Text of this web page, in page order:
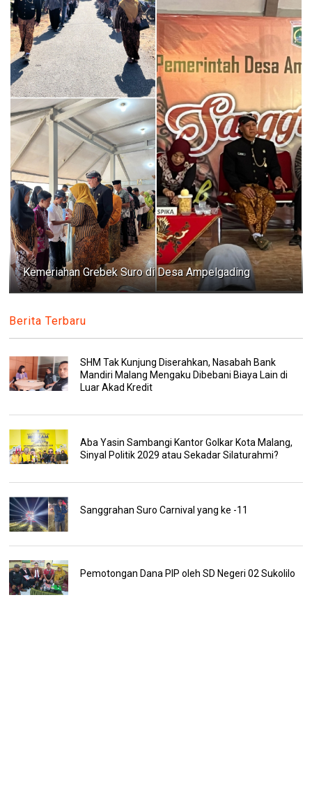
Kemeriahan Grebek Suro di Desa Ampelgading
Berita Terbaru
SHM Tak Kunjung Diserahkan, Nasabah Bank
Mandiri Malang Mengaku Dibebani Biaya Lain di
Luar Akad Kredit
Aba Yasin Sambangi Kantor Golkar Kota Malang,
Sinyal Politik 2029 atau Sekadar Silaturahmi?
Sanggrahan Suro Carnival yang ke -11
Pemotongan Dana PIP oleh SD Negeri 02 Sukolilo